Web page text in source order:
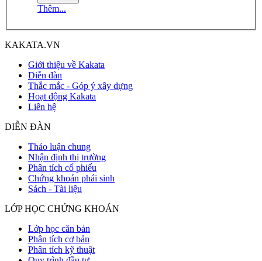
Thêm...
KAKATA.VN
Giới thiệu về Kakata
Diễn đàn
Thắc mắc - Góp ý xây dựng
Hoạt động Kakata
Liên hệ
DIỄN ĐÀN
Thảo luận chung
Nhận định thị trường
Phân tích cổ phiếu
Chứng khoán phái sinh
Sách - Tài liệu
LỚP HỌC CHỨNG KHOÁN
Lớp học căn bản
Phân tích cơ bản
Phân tích kỹ thuật